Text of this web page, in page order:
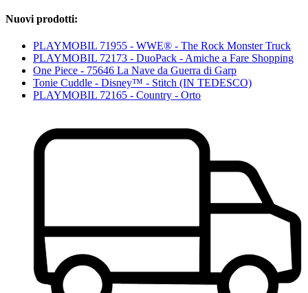
Nuovi prodotti:
PLAYMOBIL 71955 - WWE® - The Rock Monster Truck
PLAYMOBIL 72173 - DuoPack - Amiche a Fare Shopping
One Piece - 75646 La Nave da Guerra di Garp
Tonie Cuddle - Disney™ - Stitch (IN TEDESCO)
PLAYMOBIL 72165 - Country - Orto